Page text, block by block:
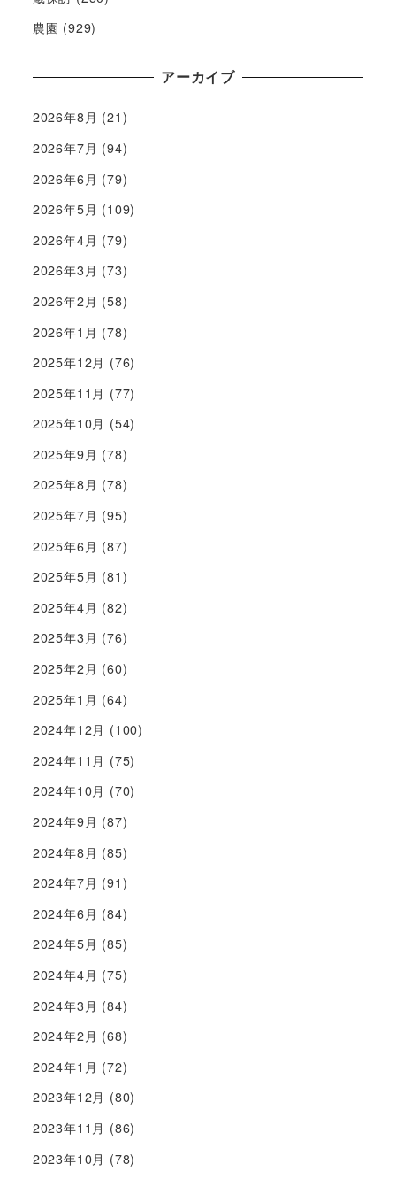
農園 (929)
アーカイブ
2026年8月 (21)
2026年7月 (94)
2026年6月 (79)
2026年5月 (109)
2026年4月 (79)
2026年3月 (73)
2026年2月 (58)
2026年1月 (78)
2025年12月 (76)
2025年11月 (77)
2025年10月 (54)
2025年9月 (78)
2025年8月 (78)
2025年7月 (95)
2025年6月 (87)
2025年5月 (81)
2025年4月 (82)
2025年3月 (76)
2025年2月 (60)
2025年1月 (64)
2024年12月 (100)
2024年11月 (75)
2024年10月 (70)
2024年9月 (87)
2024年8月 (85)
2024年7月 (91)
2024年6月 (84)
2024年5月 (85)
2024年4月 (75)
2024年3月 (84)
2024年2月 (68)
2024年1月 (72)
2023年12月 (80)
2023年11月 (86)
2023年10月 (78)